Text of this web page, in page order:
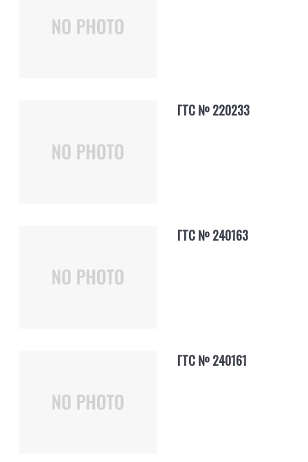
ГТС № 220233
ГТС № 240163
ГТС № 240161